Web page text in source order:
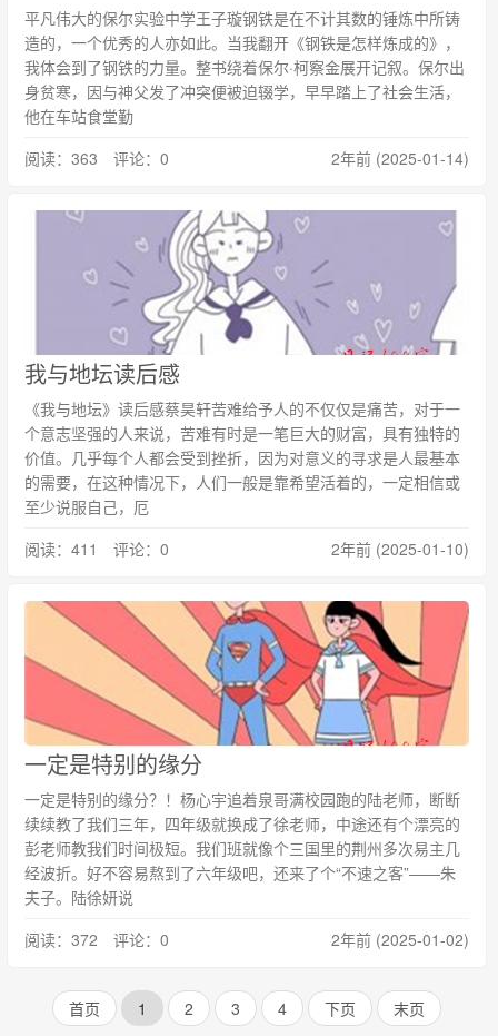
平凡伟大的保尔实验中学王子璇钢铁是在不计其数的锤炼中所铸
造的，一个优秀的人亦如此。当我翻开《钢铁是怎样炼成的》，
我体会到了钢铁的力量。整书绕着保尔·柯察金展开记叙。保尔出
身贫寒，因与神父发了冲突便被迫辍学，早早踏上了社会生活，
他在车站食堂勤
阅读：363 评论：0
2年前 (2025-01-14)
我与地坛读后感
《我与地坛》读后感蔡昊轩苦难给予人的不仅仅是痛苦，对于一
个意志坚强的人来说，苦难有时是一笔巨大的财富，具有独特的
价值。几乎每个人都会受到挫折，因为对意义的寻求是人最基本
的需要，在这种情况下，人们一般是靠希望活着的，一定相信或
至少说服自己，厄
阅读：411 评论：0
2年前 (2025-01-10)
一定是特别的缘分
一定是特别的缘分？！杨心宇追着泉哥满校园跑的陆老师，断断
续续教了我们三年，四年级就换成了徐老师，中途还有个漂亮的
彭老师教我们时间极短。我们班就像个三国里的荆州多次易主几
经波折。好不容易熬到了六年级吧，还来了个“不速之客”——朱
夫子。陆徐妍说
阅读：372 评论：0
2年前 (2025-01-02)
首页 1 2 3 4 下页 末页